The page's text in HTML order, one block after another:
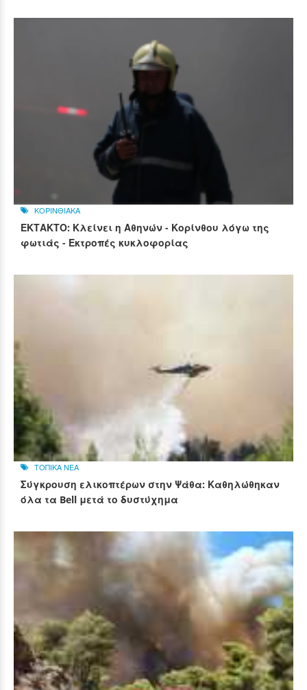
ΚΟΡΙΝΘΙΑΚΑ
ΕΚΤΑΚΤΟ: Κλείνει η Αθηνών - Κορίνθου λόγω της
φωτιάς - Εκτροπές κυκλοφορίας
ΤΟΠΙΚΑ ΝΕΑ
Σύγκρουση ελικοπτέρων στην Ψάθα: Καθηλώθηκαν
όλα τα Bell μετά το δυστύχημα